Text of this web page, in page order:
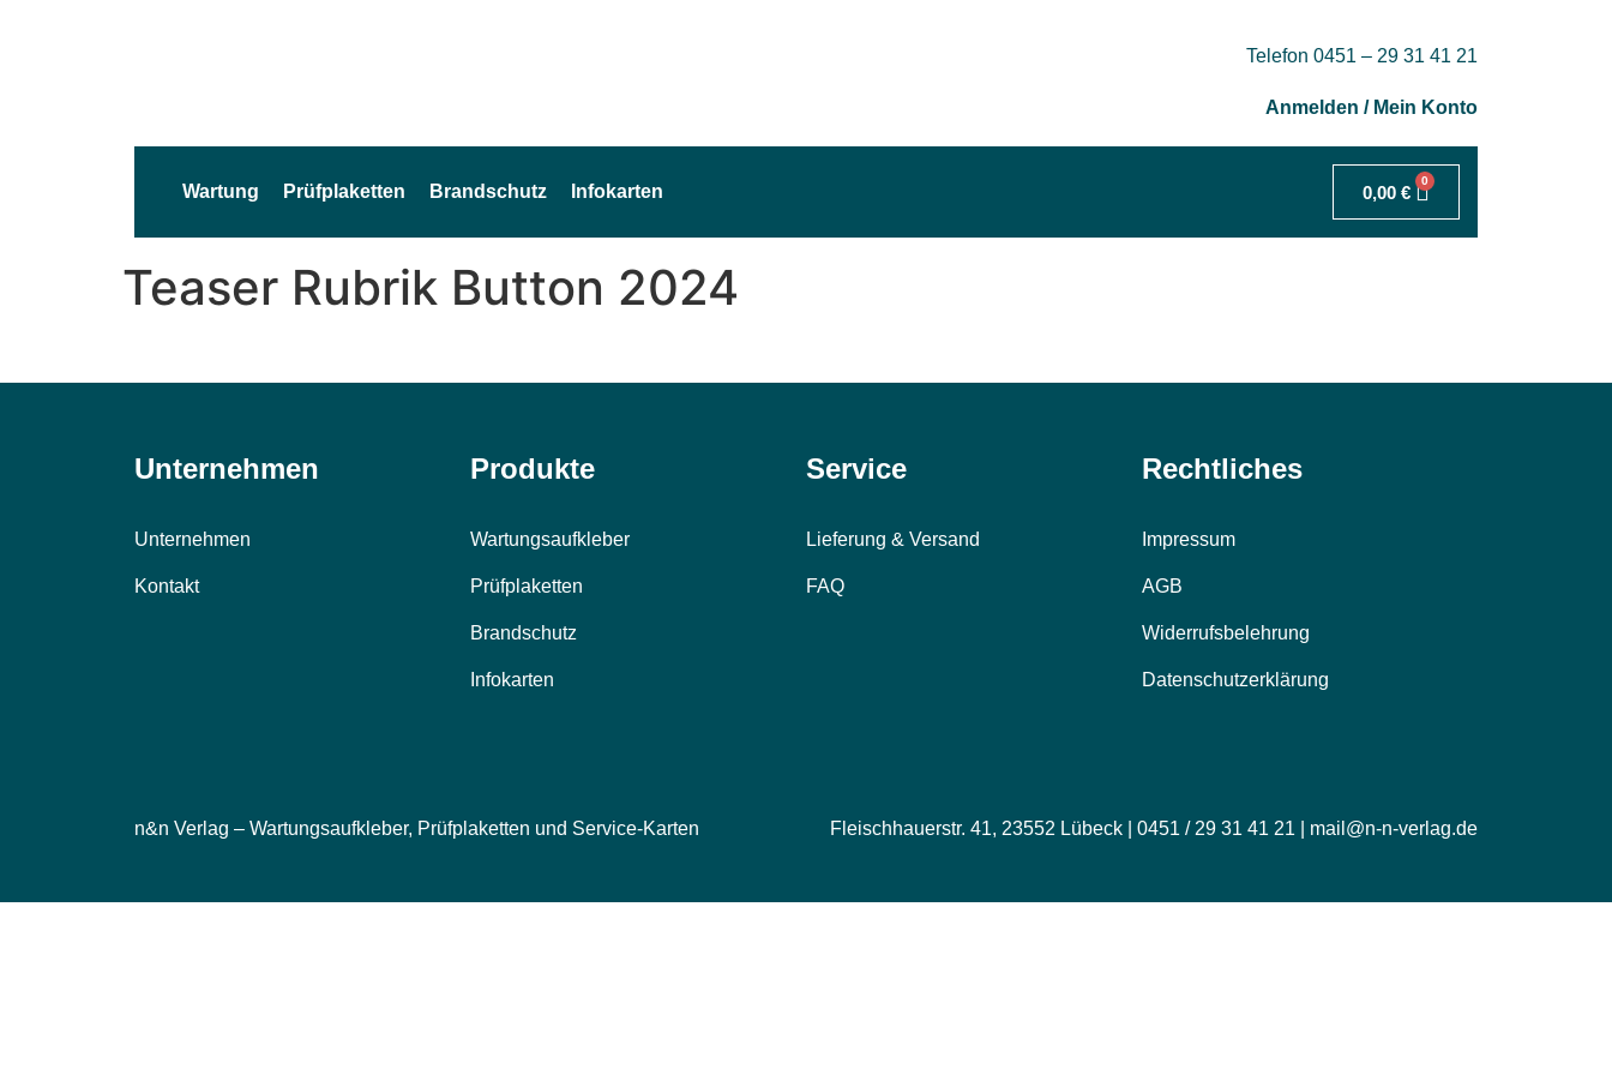
Telefon 0451 – 29 31 41 21
Anmelden / Mein Konto
Wartung Prüfplaketten Brandschutz Infokarten 0,00 €
0
Teaser Rubrik Button 2024
Unternehmen
Unternehmen
Kontakt
Produkte
Wartungsaufkleber
Prüfplaketten
Brandschutz
Infokarten
Service
Lieferung & Versand
FAQ
Rechtliches
Impressum
AGB
Widerrufsbelehrung
Datenschutzerklärung
n&n Verlag – Wartungsaufkleber, Prüfplaketten und Service-Karten Fleischhauerstr. 41, 23552 Lübeck | 0451 / 29 31 41 21 | mail@n-n-verlag.de